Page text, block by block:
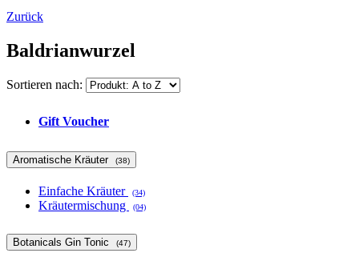
Zurück
Baldrianwurzel
Sortieren nach:
Gift Voucher
Aromatische Kräuter (38)
Einfache Kräuter (34)
Kräutermischung (04)
Botanicals Gin Tonic (47)